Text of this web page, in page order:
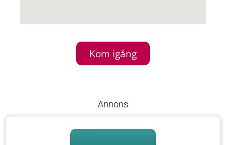
Kom igång
Annons